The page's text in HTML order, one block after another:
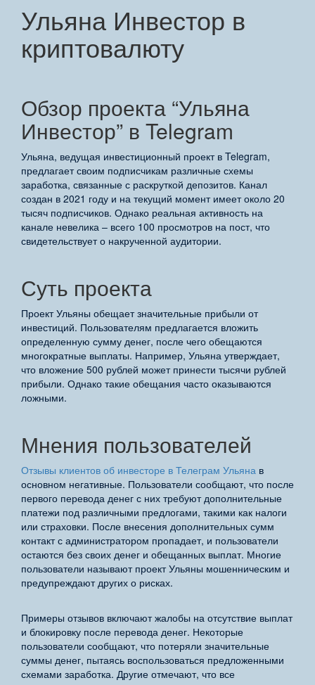
Ульяна Инвестор в
криптовалюту
Обзор проекта “Ульяна
Инвестор” в Telegram
Ульяна, ведущая инвестиционный проект в Telegram,
предлагает своим подписчикам различные схемы
заработка, связанные с раскруткой депозитов. Канал
создан в 2021 году и на текущий момент имеет около 20
тысяч подписчиков. Однако реальная активность на
канале невелика – всего 100 просмотров на пост, что
свидетельствует о накрученной аудитории.
Суть проекта
Проект Ульяны обещает значительные прибыли от
инвестиций. Пользователям предлагается вложить
определенную сумму денег, после чего обещаются
многократные выплаты. Например, Ульяна утверждает,
что вложение 500 рублей может принести тысячи рублей
прибыли. Однако такие обещания часто оказываются
ложными.
Мнения пользователей
Отзывы клиентов об инвесторе в Телеграм Ульяна в
основном негативные. Пользователи сообщают, что после
первого перевода денег с них требуют дополнительные
платежи под различными предлогами, такими как налоги
или страховки. После внесения дополнительных сумм
контакт с администратором пропадает, и пользователи
остаются без своих денег и обещанных выплат. Многие
пользователи называют проект Ульяны мошенническим и
предупреждают других о рисках.
Примеры отзывов включают жалобы на отсутствие выплат
и блокировку после перевода денег. Некоторые
пользователи сообщают, что потеряли значительные
суммы денег, пытаясь воспользоваться предложенными
схемами заработка. Другие отмечают, что все